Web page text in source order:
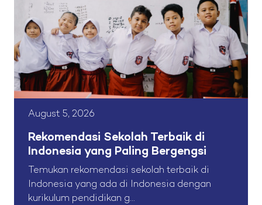
August 5, 2026
Rekomendasi Sekolah Terbaik di
Indonesia yang Paling Bergengsi
Temukan rekomendasi sekolah terbaik di
Indonesia yang ada di Indonesia dengan
kurikulum pendidikan g...